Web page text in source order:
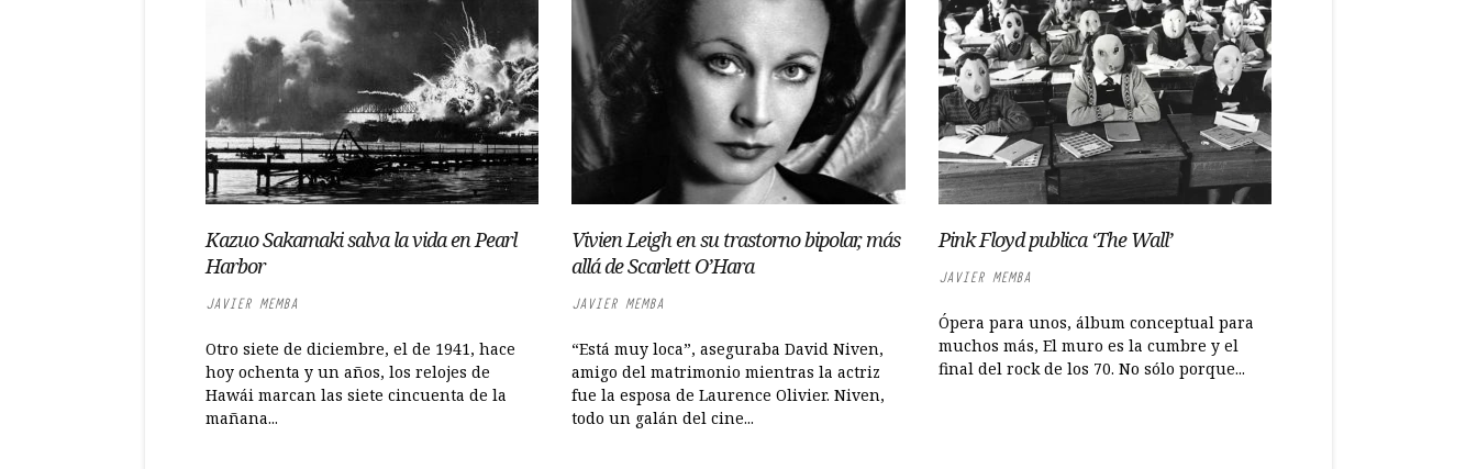
Kazuo Sakamaki salva la vida en Pearl
Harbor
JAVIER MEMBA
Otro siete de diciembre, el de 1941, hace
hoy ochenta y un años, los relojes de
Hawái marcan las siete cincuenta de la
mañana...
Vivien Leigh en su trastorno bipolar, más
allá de Scarlett O’Hara
JAVIER MEMBA
“Está muy loca”, aseguraba David Niven,
amigo del matrimonio mientras la actriz
fue la esposa de Laurence Olivier. Niven,
todo un galán del cine...
Pink Floyd publica ‘The Wall’
JAVIER MEMBA
Ópera para unos, álbum conceptual para
muchos más, El muro es la cumbre y el
final del rock de los 70. No sólo porque...